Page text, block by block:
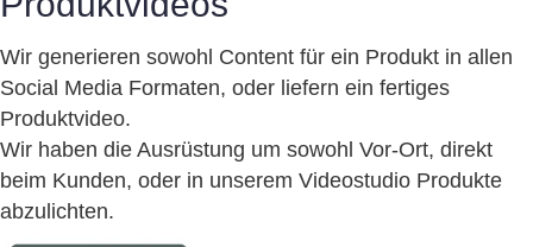
Wir generieren sowohl Content für ein Produkt in allen
Social Media Formaten, oder liefern ein fertiges
Produktvideo.
Wir haben die Ausrüstung um sowohl Vor-Ort, direkt
beim Kunden, oder in unserem Videostudio Produkte
abzulichten.